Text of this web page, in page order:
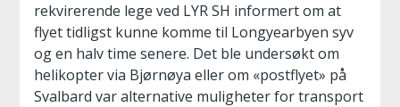
rekvirerende lege ved LYR SH informert om at
flyet tidligst kunne komme til Longyearbyen syv
og en halv time senere. Det ble undersøkt om
helikopter via Bjørnøya eller om «postflyet» på
Svalbard var alternative muligheter for transport